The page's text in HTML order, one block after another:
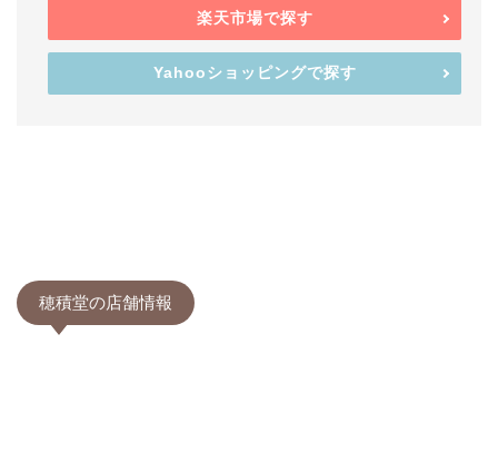
楽天市場で探す
Yahooショッピングで探す
穂積堂の店舗情報